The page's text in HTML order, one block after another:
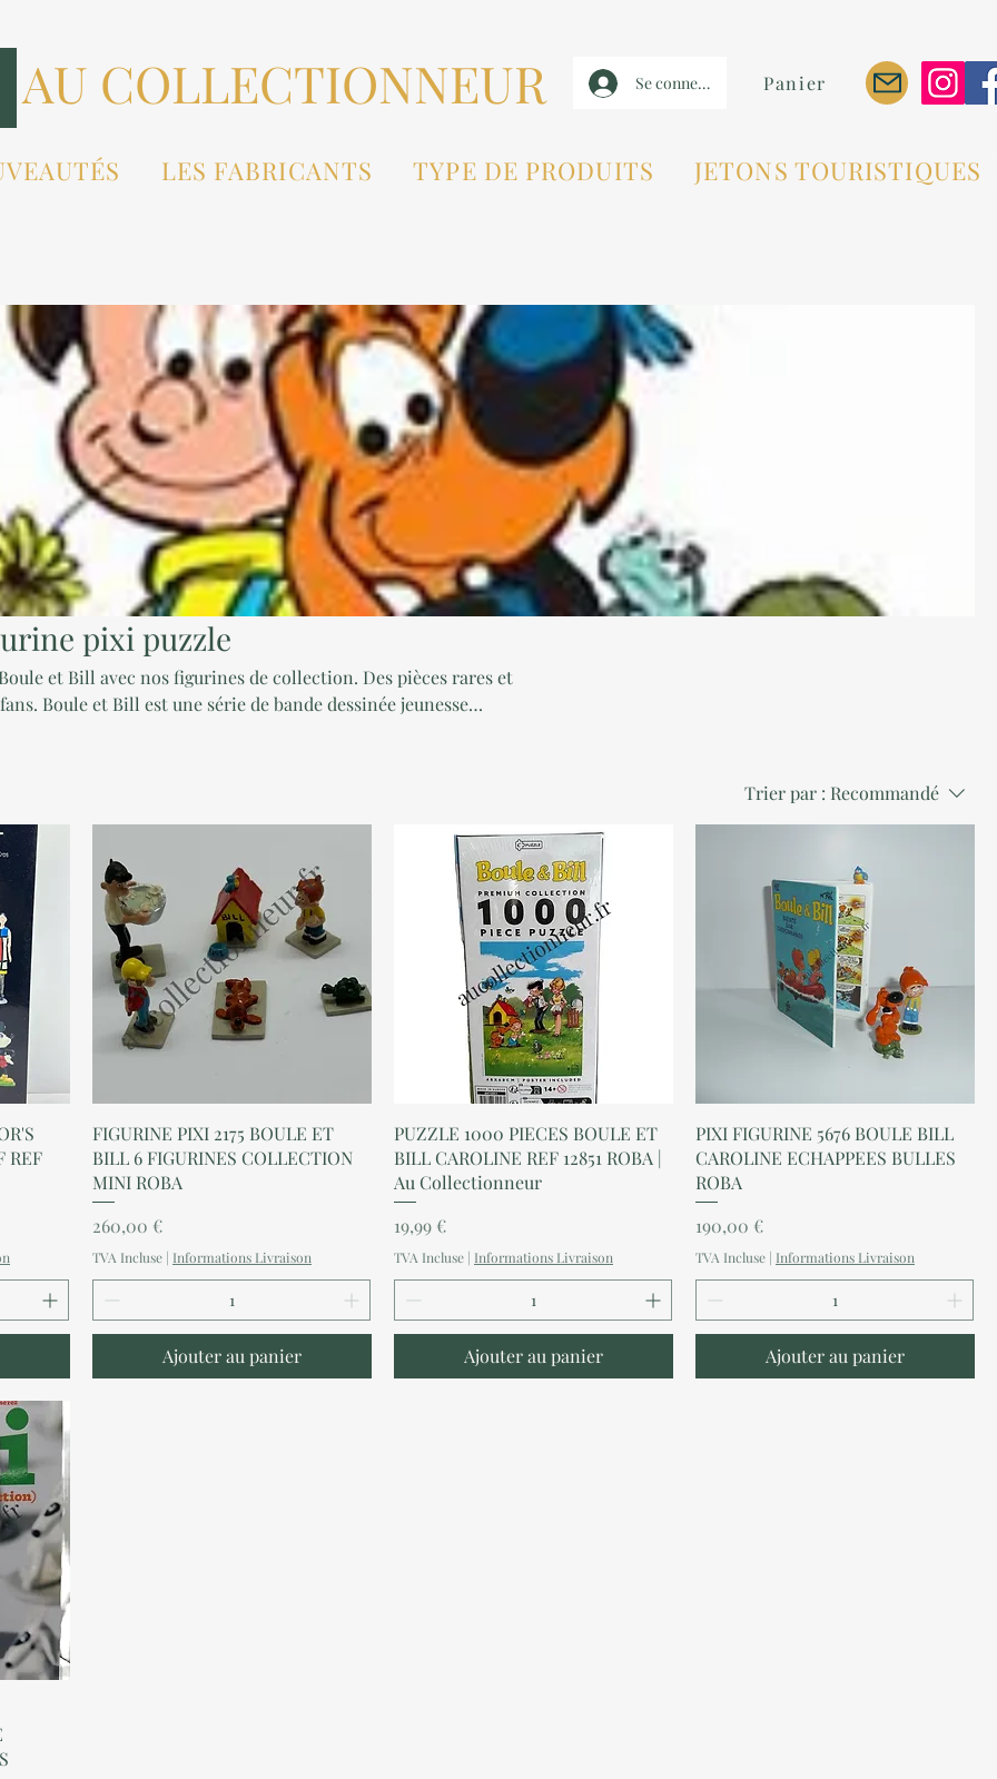
AU COLLECTIONNEUR Se connecter Panier
LES FABRICANTS TYPE DE PRODUITS JETONS TOURISTIQUES
pixi puzzle
et Bill avec nos figurines de collection. Des pièces rares et
jeunesse
Trier par : Recommandé
REF
Aperçu rapide
FIGURINE PIXI 2175 BOULE ET
BILL 6 FIGURINES COLLECTION
MINI ROBA
Prix
260,00 €
TVA Incluse | Informations Livraison
Ajouter au panier
Aperçu rapide
PUZZLE 1000 PIECES BOULE ET
BILL CAROLINE REF 12851 ROBA |
Au Collectionneur
Prix
19,99 €
TVA Incluse | Informations Livraison
Ajouter au panier
Aperçu rapide
PIXI FIGURINE 5676 BOULE BILL
CAROLINE ECHAPPEES BULLES
ROBA
Prix
190,00 €
TVA Incluse | Informations Livraison
Ajouter au panier